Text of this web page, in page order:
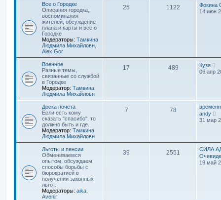
л
е
щ
Все о Городке
Описания городка,
воспоминания
жителей, обсуждение
плана и карты и все о
Городке
Модераторы: Тамкина
Людмила Михайловн
Alex Gor
25 1122
Фокина
14 июн
Военное
Разные темы,
связанные со службой
в Городке
Модератор: Тамкина
Людмила Михайловн
17 489 Кузя
е
р
и
к
п
о
с
н
е
м
у
06 апр
Доска почета
Если есть кому
сказать "спасибо", то
должно быть и где.
Модератор: Тамкина
Людмила Михайловн
7 78
andy
е
р
т
и
п
о
31 мар
Льготы и пенсии
Обмениваемся
опытом, обсуждаем
способы борьбы с
бюрократией в
получении законных
льгот.
Модераторы: aika
Avenir
39 2551
СИЛА
19 май